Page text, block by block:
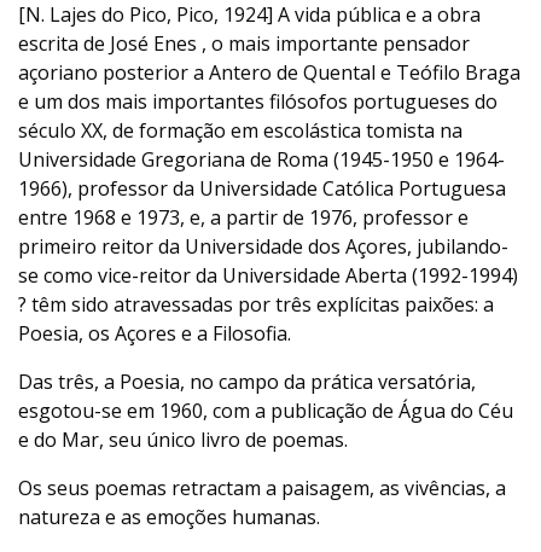
[N. Lajes do Pico, Pico, 1924] A vida pública e a obra
escrita de José Enes , o mais importante pensador
açoriano posterior a Antero de Quental e Teófilo Braga
e um dos mais importantes filósofos portugueses do
século XX, de formação em escolástica tomista na
Universidade Gregoriana de Roma (1945-1950 e 1964-
1966), professor da Universidade Católica Portuguesa
entre 1968 e 1973, e, a partir de 1976, professor e
primeiro reitor da Universidade dos Açores, jubilando-
se como vice-reitor da Universidade Aberta (1992-1994)
? têm sido atravessadas por três explícitas paixões: a
Poesia, os Açores e a Filosofia.
Das três, a Poesia, no campo da prática versatória,
esgotou-se em 1960, com a publicação de Água do Céu
e do Mar, seu único livro de poemas.
Os seus poemas retractam a paisagem, as vivências, a
natureza e as emoções humanas.